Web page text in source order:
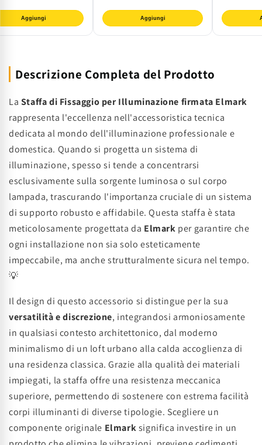
Aggiungi Aggiungi
Descrizione Completa del Prodotto
La Staffa di Fissaggio per Illuminazione firmata Elmark
rappresenta l'eccellenza nell'accessoristica tecnica
dedicata al mondo dell'illuminazione professionale e
domestica. Quando si progetta un sistema di
illuminazione, spesso si tende a concentrarsi
esclusivamente sulla sorgente luminosa o sul corpo
lampada, trascurando l'importanza cruciale di un sistema
di supporto robusto e affidabile. Questa staffa è stata
meticolosamente progettata da Elmark per garantire che
ogni installazione non sia solo esteticamente
impeccabile, ma anche strutturalmente sicura nel tempo.
💡
Il design di questo accessorio si distingue per la sua
versatilità e discrezione, integrandosi armoniosamente
in qualsiasi contesto architettonico, dal moderno
minimalismo di un loft urbano alla calda accoglienza di
una residenza classica. Grazie alla qualità dei materiali
impiegati, la staffa offre una resistenza meccanica
superiore, permettendo di sostenere con estrema facilità
corpi illuminanti di diverse tipologie. Scegliere un
componente originale Elmarksignifica investire in un